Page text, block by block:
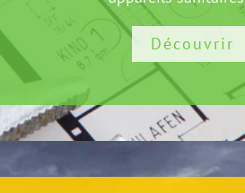
Découvrir